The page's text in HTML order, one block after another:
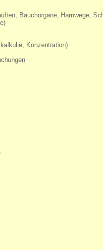
Bauchorgane, Harnwege,
Konzentration)